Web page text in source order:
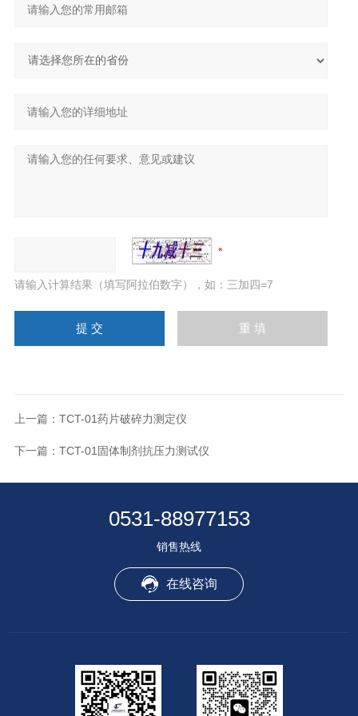
请输入计算结果（填写阿拉伯数字），如：三加四=7
上一篇： TCT-01药片破碎力测定仪
下一篇： TCT-01固体制剂抗压力测试仪
0531-88977153
销售热线
在线咨询